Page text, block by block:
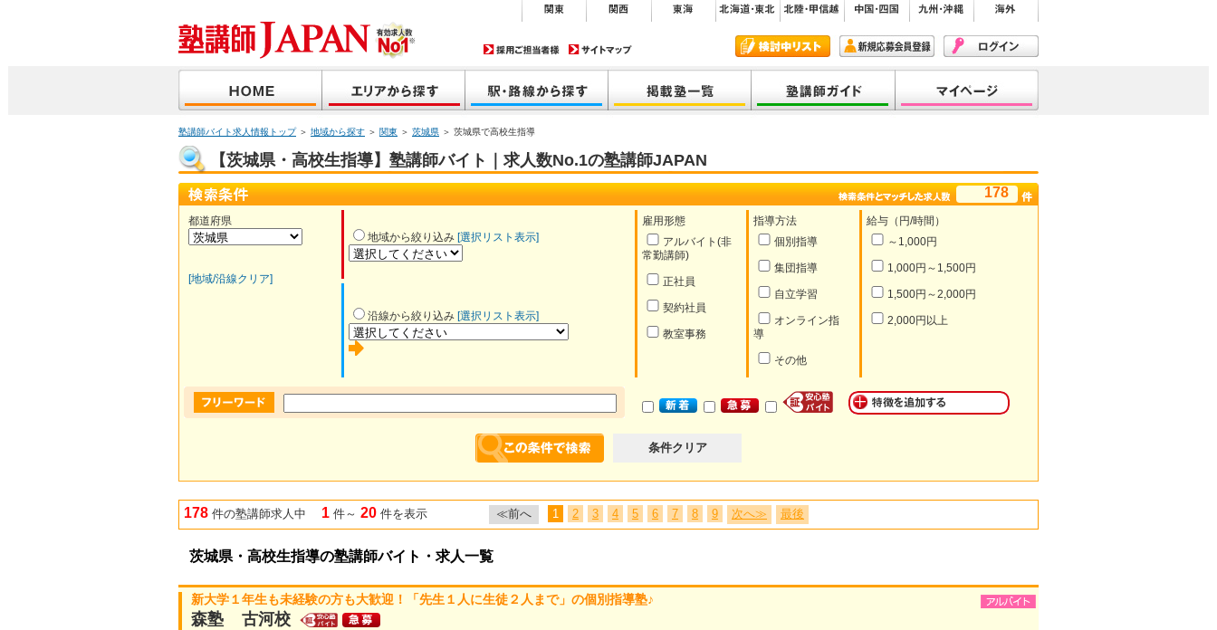
塾講師バイト求人情報トップ＞ 地域から探す ＞ 関東 ＞ 茨城県 ＞ 茨城県で高校生指導
【茨城県・高校生指導】塾講師バイト｜求人数No.1の塾講師JAPAN
178
都道府県
[地域/沿線クリア]
地域から絞り込み [選択リスト表示]
雇用形態
アルバイト(非
常勤講師)
正社員
契約社員
教室事務
指導方法
個別指導
集団指導
自立学習
オンライン指
導
その他
給与（円/時間）
～1,000円
1,000円～1,500円
1,500円～2,000円
2,000円以上
沿線から絞り込み [選択リスト表示]
条件クリア
178 件の塾講師求人中 1 件～ 20 件を表示 ≪前へ 1 2 3 4 5 6 7 8 9 次へ≫ 最後
茨城県・高校生指導の塾講師バイト・求人一覧
新大学１年生も未経験の方も大歓迎！「先生１人に生徒２人まで」の個別指導塾♪
森塾 古河校